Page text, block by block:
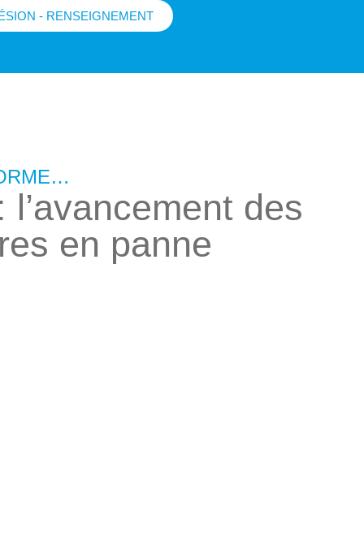
- RENSEIGNEMENT
l’avancement des
en panne